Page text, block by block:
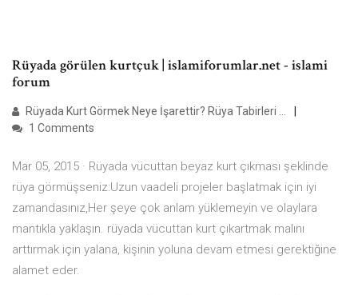
Rüyada görülen kurtçuk | islamiforumlar.net - islami
forum
Rüyada Kurt Görmek Neye İşarettir? Rüya Tabirleri ...
1 Comments
Mar 05, 2015 · Rüyada vücuttan beyaz kurt çıkması şeklinde
rüya görmüşseniz:Uzun vaadeli projeler başlatmak için iyi
zamandasınız,Her şeye çok anlam yüklemeyin ve olaylara
mantıkla yaklaşın. rüyada vücuttan kurt çıkartmak malını
arttırmak için yalana, kişinin yoluna devam etmesi gerektiğine
alamet eder.